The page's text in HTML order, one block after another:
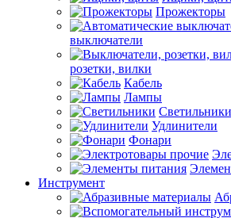
Прожекторы
выключатели
розетки, вилки
Кабель
Лампы
Светильники
Удлинители
Фонари
Инструмент